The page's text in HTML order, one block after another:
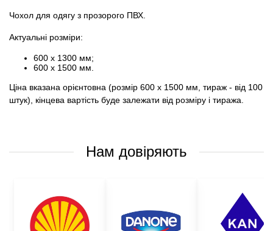
Чохол для одягу з прозорого ПВХ.
Актуальні розміри:
600 х 1300 мм;
600 х 1500 мм.
Ціна вказана орієнтовна (розмір 600 х 1500 мм, тираж - від 100
штук), кінцева вартість буде залежати від розміру і тиража.
Нам довіряють